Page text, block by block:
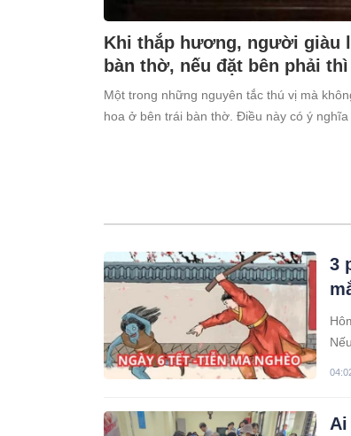
Khi thắp hương, người giàu
bàn thờ, nếu đặt bên phải
Một trong những nguyên tắc thú vị mà
hoa ở bên trái bàn thờ. Điều này có ý
3